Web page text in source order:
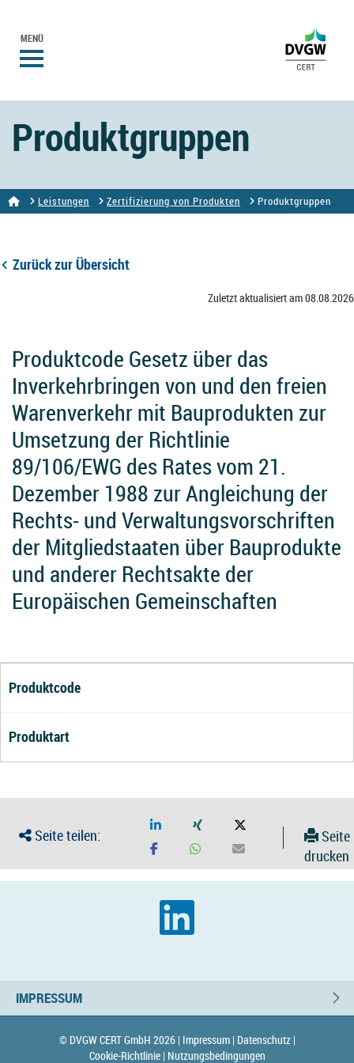
MENÜ
Produktgruppen
Leistungen Zertifizierung von Produkten Produktgruppen
Zurück zur Übersicht
Zuletzt aktualisiert am 08.08.2026
Produktcode Gesetz über das
Inverkehrbringen von und den freien
Warenverkehr mit Bauprodukten zur
Umsetzung der Richtlinie
89/106/EWG des Rates vom 21.
Dezember 1988 zur Angleichung der
Rechts- und Verwaltungsvorschriften
der Mitgliedstaaten über Bauprodukte
und anderer Rechtsakte der
Europäischen Gemeinschaften
Produktcode
Produktart
Seite teilen:
Seite
drucken
IMPRESSUM
© DVGW CERT GmbH 2026 | Impressum | Datenschutz |
Cookie-Richtlinie | Nutzungsbedingungen